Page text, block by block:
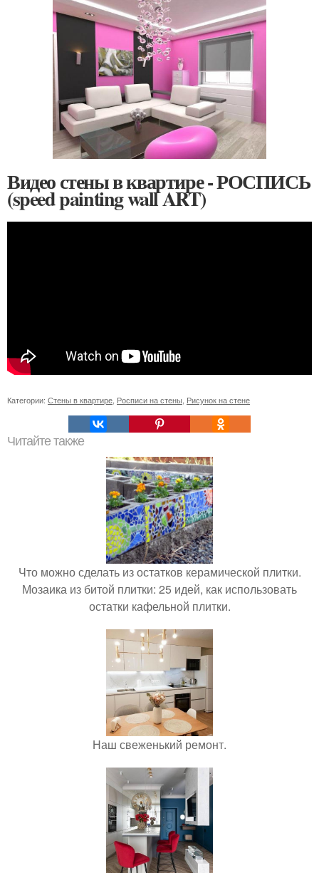
Видео стены в квартире - РОСПИСЬ
(speed painting wall ART)
Категории: Стены в квартире Росписи на стены Рисунок на стене
Читайте также
Что можно сделать из остатков керамической плитки.
Мозаика из битой плитки: 25 идей, как использовать
остатки кафельной плитки.
Наш свеженький ремонт.